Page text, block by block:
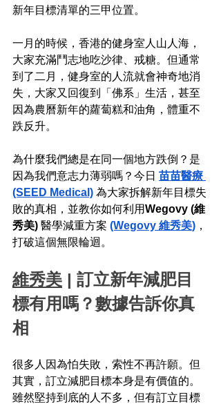
新年目標清單的三甲位置。
一月的時候，香港的健身室人山人海，
大家充滿鬥志地吃沙律、戒糖。但通常
到了二月，健身室的人流就會神奇地消
失，大家又回復到「佛系」生活，甚至
因為農曆新年的蘿蔔糕和油角，體重不
跌反升。
為什麼我們總是在同一個地方跌倒？是
因為我們意志力薄弱嗎？今日 苗苗醫療
(SEED Medical) 為大家拆解新年目標失
敗的真相，並教你如何利用Wegovy (維
秀美) 醫學減重方案 (Wegovy 維秀美) ，
打破這個無限輪迴。
維秀美 | 訂立新年減肥目
標有用嗎？數據告訴你真
相
很多人因為怕失敗，索性不再許願。但
其實，訂立減肥目標本身是有價值的。
雖然堅持到底的人不多，但有訂立目標